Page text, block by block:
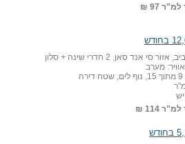
למ"ר 97 ₪
סי אנד סאן, 2 חדרי שינה + סלון
אוויר: מערב
למ"ר 114 ₪